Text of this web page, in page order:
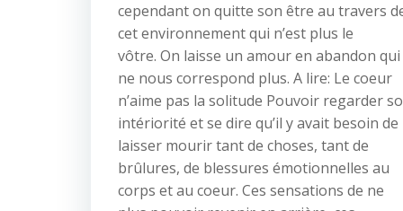
cependant on quitte son être au travers
cet environnement qui n’est plus le
vôtre. On laisse un amour en abandon qui
ne nous correspond plus. A lire: Le coeur
n’aime pas la solitude Pouvoir regarder
intériorité et se dire qu’il y avait besoin de
laisser mourir tant de choses, tant de
brûlures, de blessures émotionnelles au
corps et au coeur. Ces sensations de ne